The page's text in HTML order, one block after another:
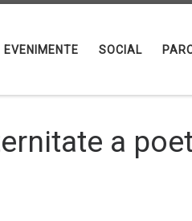
EVENIMENTE SOCIAL
a